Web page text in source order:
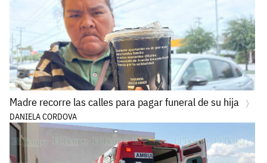
Madre recorre las calles para pagar funeral de su hija
DANIELA CORDOVA